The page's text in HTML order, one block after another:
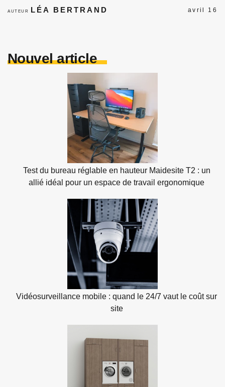
AUTEUR LÉA BERTRAND avril 16
Nouvel article
Test du bureau réglable en hauteur Maidesite T2 : un
allié idéal pour un espace de travail ergonomique
Vidéosurveillance mobile : quand le 24/7 vaut le coût sur
site